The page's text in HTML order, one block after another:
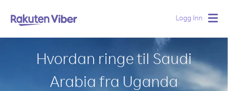
Logg Inn
Hvordan ringe til Saudi
Arabia fra Uganda